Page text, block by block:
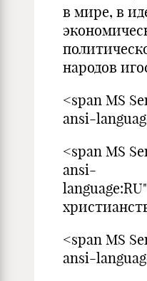
в мире, в
народов
<span MS
ansi-
<span MS
ansi-
<span MS
ansi-